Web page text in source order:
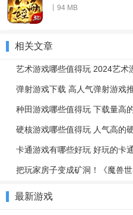
丨94 MB
相关文章
艺术游戏哪些值得玩 2024艺术
弹射游戏下载 高人气弹射游戏
种田游戏哪些值得玩 下载量高
硬核游戏哪些值得玩 人气高的
卡通游戏有哪些好玩 好玩的卡
把玩家房子变成矿洞！《魔兽
最新游戏